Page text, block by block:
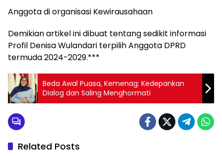
Anggota di organisasi Kewirausahaan
Demikian artikel ini dibuat tentang sedikit informasi
Profil Denisa Wulandari terpilih Anggota DPRD
termuda 2024-2029.***
Beda Awal Puasa, Kemenag: Kedepankan
Dialog dan Saling Menghormati
Related Posts